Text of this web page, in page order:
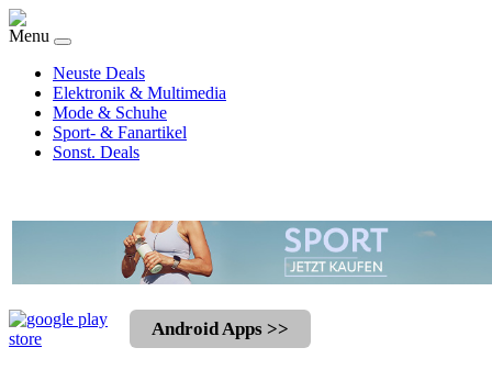
Menu
Neuste Deals
Elektronik & Multimedia
Mode & Schuhe
Sport- & Fanartikel
Sonst. Deals
Android Apps >>